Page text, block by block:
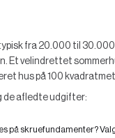
fra 20.000 til
Et velindrettet
hus på 100
de afledte udgifter:
på skruefundamenter?